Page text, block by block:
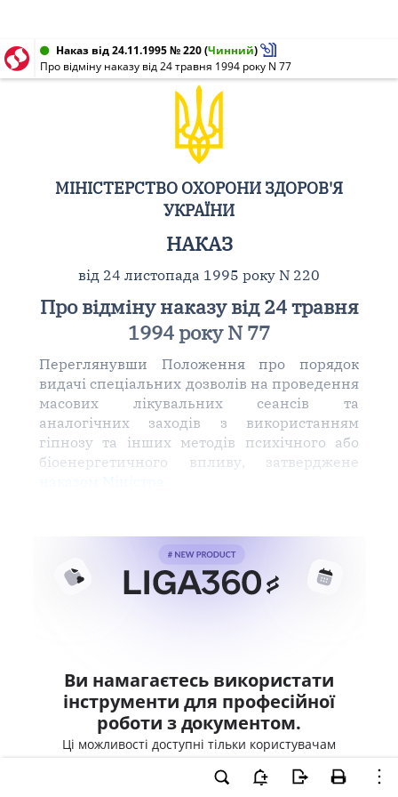
Наказ від 24.11.1995 № 220(Чинний)
Про відміну наказу від 24 травня 1994 року N 77
МІНІСТЕРСТВО ОХОРОНИ ЗДОРОВ'Я
УКРАЇНИ
НАКАЗ
від 24 листопада 1995 року N 220
Про відміну наказу від 24 травня
1994 року N 77
Переглянувши Положення про порядок
видачі спеціальних дозволів на проведення
масових лікувальних сеансів та
аналогічних заходів з використанням
гіпнозу та інших методів психічного або
біоенергетичного впливу, затверджене
Ви намагаєтесь використати
інструменти для професійної
роботи з документом.
Ці можливості доступні тільки користувачам
LIGA360. Залишайте заявку та отримайте
доступ для професійної роботи прямо зараз.